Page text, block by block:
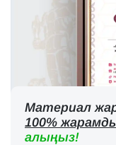
Материал
100%
алыңыз!